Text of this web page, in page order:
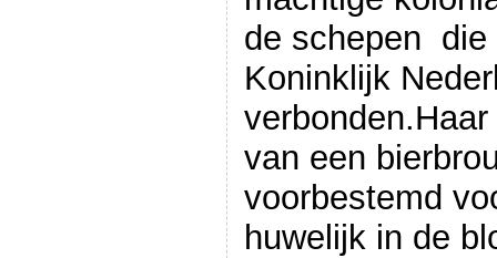
de schepen
Koninklijk
van een
voorbestemd
huwelijk in de